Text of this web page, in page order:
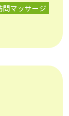
マッサージ